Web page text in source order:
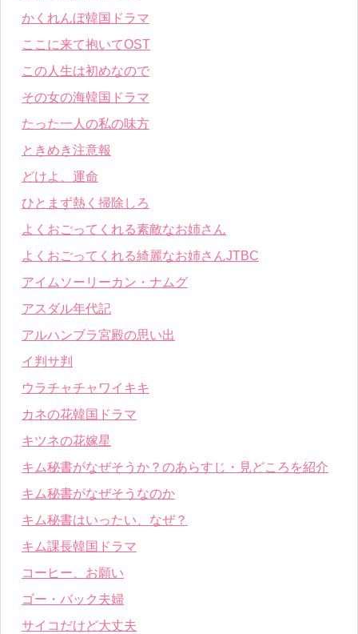
かくれんぼ韓国ドラマ
ここに来て抱いてOST
この人生は初めなので
その女の海韓国ドラマ
たった一人の私の味方
ときめき注意報
どけよ、運命
ひとまず熱く掃除しろ
よくおごってくれる素敵なお姉さん
よくおごってくれる綺麗なお姉さんJTBC
アイムソーリーカン・ナムグ
アスダル年代記
アルハンブラ宮殿の思い出
イ判サ判
ウラチャチャワイキキ
カネの花韓国ドラマ
キツネの花嫁星
キム秘書がなぜそうか？のあらすじ・見どころを紹介
キム秘書がなぜそうなのか
キム秘書はいったい、なぜ？
キム課長韓国ドラマ
コーヒー、お願い
ゴー・バック夫婦
サイコだけど大丈夫